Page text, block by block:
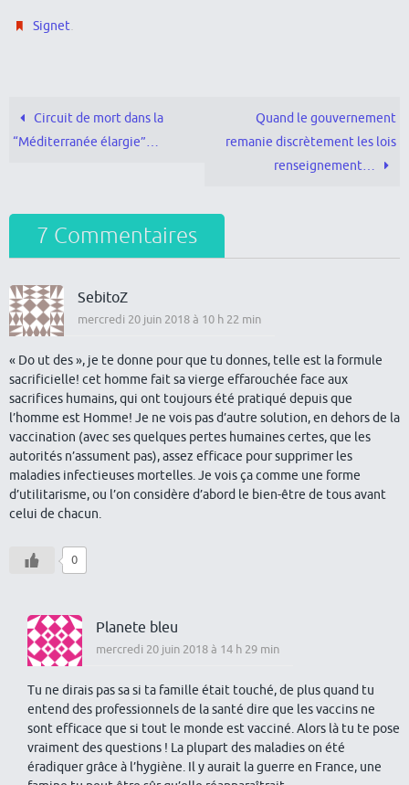
Signet.
Circuit de mort dans la
“Méditerranée élargie”…
Quand le gouvernement
remanie discrètement les lois
renseignement…
7 Commentaires
SebitoZ
mercredi 20 juin 2018 à 10 h 22 min
« Do ut des », je te donne pour que tu donnes, telle est la formule
sacrificielle! cet homme fait sa vierge effarouchée face aux
sacrifices humains, qui ont toujours été pratiqué depuis que
l’homme est Homme! Je ne vois pas d’autre solution, en dehors de la
vaccination (avec ses quelques pertes humaines certes, que les
autorités n’assument pas), assez efficace pour supprimer les
maladies infectieuses mortelles. Je vois ça comme une forme
d’utilitarisme, ou l’on considère d’abord le bien-être de tous avant
celui de chacun.
0
Planete bleu
mercredi 20 juin 2018 à 14 h 29 min
Tu ne dirais pas sa si ta famille était touché, de plus quand tu
entend des professionnels de la santé dire que les vaccins ne
sont efficace que si tout le monde est vacciné. Alors là tu te pose
vraiment des questions ! La plupart des maladies on été
éradiquer grâce à l’hygiène. Il y aurait la guerre en France, une